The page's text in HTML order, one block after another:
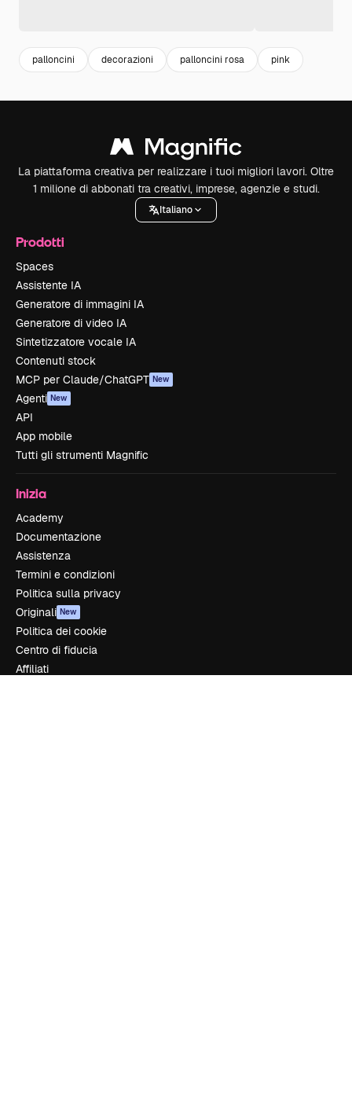
palloncini decorazioni palloncini rosa pink
La piattaforma creativa per realizzare i tuoi migliori lavori. Oltre
1 milione di abbonati tra creativi, imprese, agenzie e studi.
Italiano
Prodotti
Spaces
Assistente IA
Generatore di immagini IA
Generatore di video IA
Sintetizzatore vocale IA
Contenuti stock
MCP per Claude/ChatGPT New
Agenti New
API
App mobile
Tutti gli strumenti Magnific
Inizia
Academy
Documentazione
Assistenza
Termini e condizioni
Politica sulla privacy
Originali New
Politica dei cookie
Centro di fiducia
Affiliati